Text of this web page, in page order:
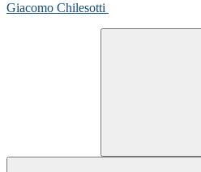
Giacomo Chilesotti